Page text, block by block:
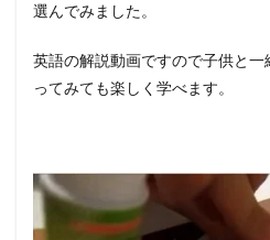
選んでみました。
英語の解説動画ですので子供と
ってみても楽しく学べます。